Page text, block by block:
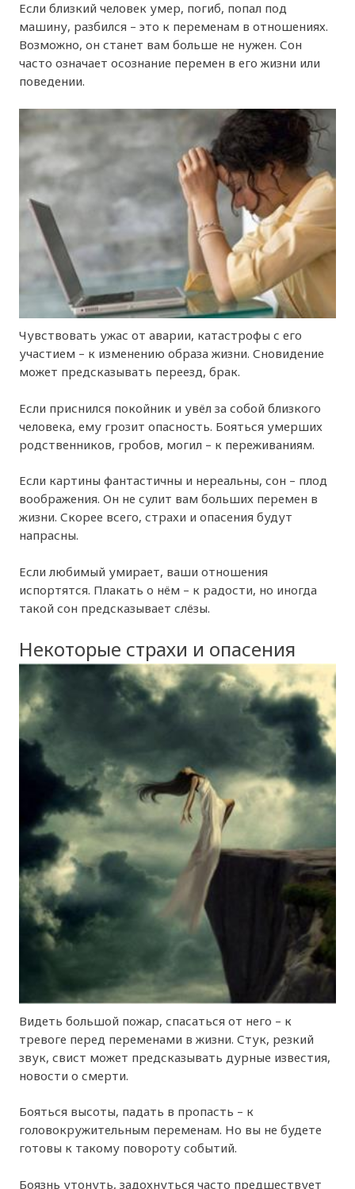
Если близкий человек умер, погиб, попал под
машину, разбился – это к переменам в отношениях.
Возможно, он станет вам больше не нужен. Сон
часто означает осознание перемен в его жизни или
поведении.
Чувствовать ужас от аварии, катастрофы с его
участием – к изменению образа жизни. Сновидение
может предсказывать переезд, брак.
Если приснился покойник и увёл за собой близкого
человека, ему грозит опасность. Бояться умерших
родственников, гробов, могил – к переживаниям.
Если картины фантастичны и нереальны, сон – плод
воображения. Он не сулит вам больших перемен в
жизни. Скорее всего, страхи и опасения будут
напрасны.
Если любимый умирает, ваши отношения
испортятся. Плакать о нём – к радости, но иногда
такой сон предсказывает слёзы.
Некоторые страхи и опасения
Видеть большой пожар, спасаться от него – к
тревоге перед переменами в жизни. Стук, резкий
звук, свист может предсказывать дурные известия,
новости о смерти.
Бояться высоты, падать в пропасть – к
головокружительным переменам. Но вы не будете
готовы к такому повороту событий.
Боязнь утонуть, задохнуться часто предшествует